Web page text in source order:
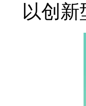
以创